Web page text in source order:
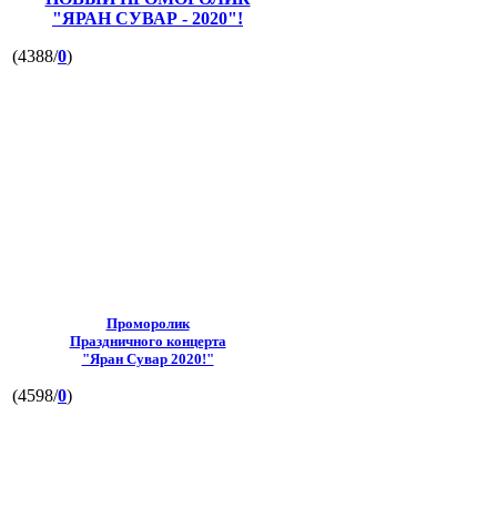
"ЯРАН СУВАР - 2020"!
(4388/0)
Проморолик
Праздничного концерта
"Яран Сувар 2020!"
(4598/0)